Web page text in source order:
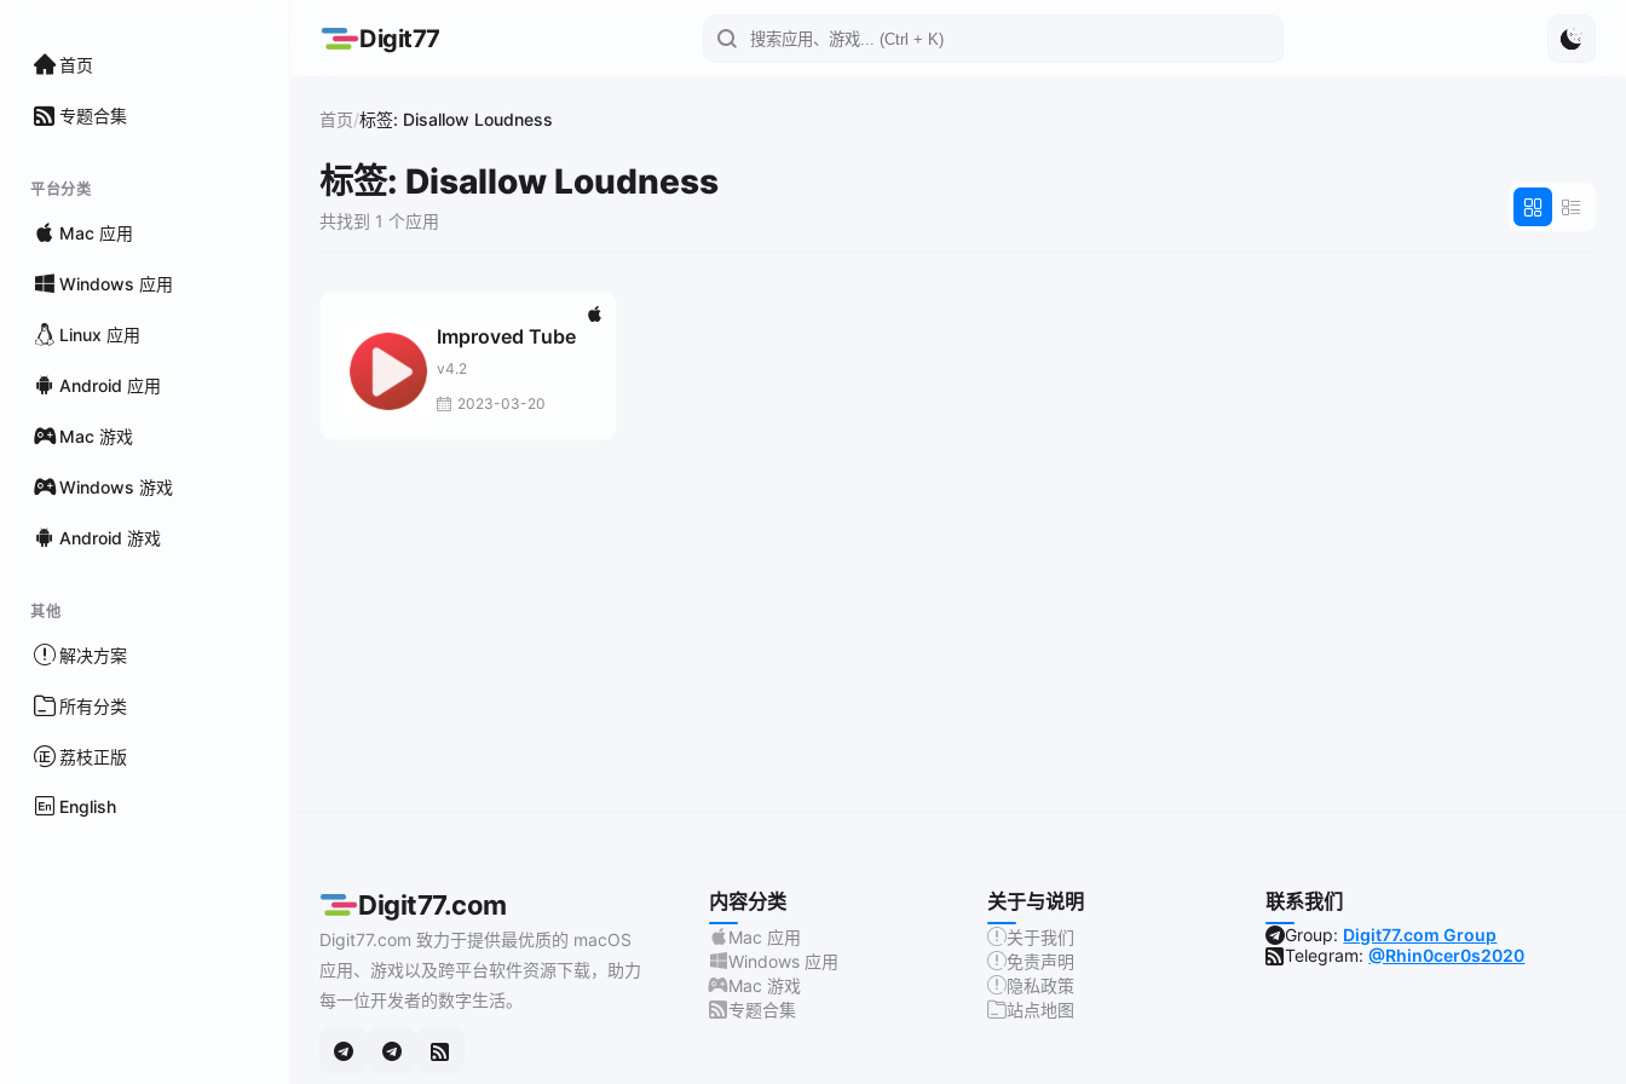
首页
专题合集
平台分类
Mac 应用
Windows 应用
Linux 应用
Android 应用
Mac 游戏
Windows 游戏
Android 游戏
其他
解决方案
所有分类
荔枝正版
English
Digit77
首页/标签: Disallow Loudness
标签: Disallow Loudness
共找到 1 个应用
Improved Tube
v4.2
2023-03-20
Digit77.com
Digit77.com 致力于提供最优质的 macOS
应用、游戏以及跨平台软件资源下载，助力
每一位开发者的数字生活。
内容分类
Mac 应用
Windows 应用
Mac 游戏
专题合集
关于与说明
关于我们
免责声明
隐私政策
站点地图
联系我们
Group: Digit77.com Group
Telegram:@Rhin0cer0s2020